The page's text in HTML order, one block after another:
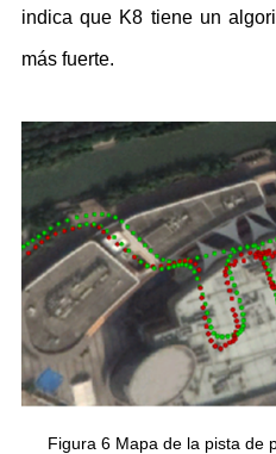
indica que K8 tiene un
más fuerte.
Figura 6 Mapa de la pista de